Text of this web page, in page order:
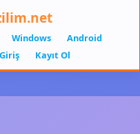
Windows
Android
Giriş Kayıt Ol